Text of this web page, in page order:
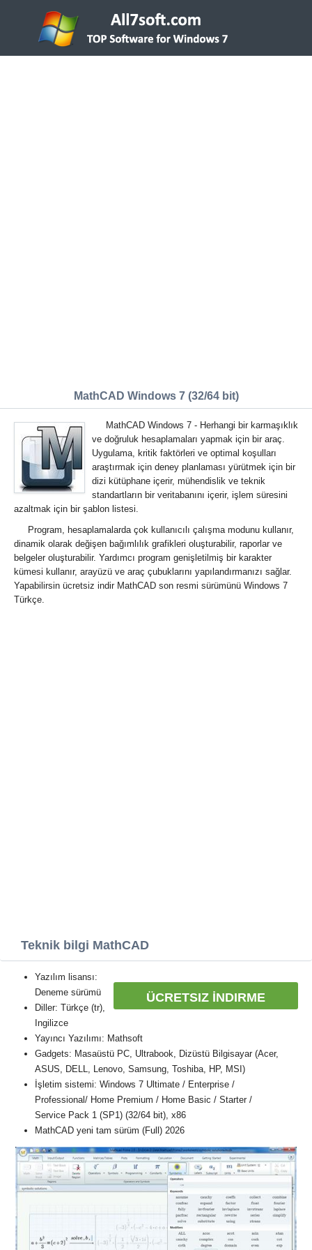
MathCAD Windows 7 (32/64 bit)
MathCAD Windows 7 - Herhangi bir karmaşıklık
ve doğruluk hesaplamaları yapmak için bir araç.
Uygulama, kritik faktörleri ve optimal koşulları
araştırmak için deney planlaması yürütmek için bir
dizi kütüphane içerir, mühendislik ve teknik
standartların bir veritabanını içerir, işlem süresini
azaltmak için bir şablon listesi.
Program, hesaplamalarda çok kullanıcılı çalışma modunu kullanır,
dinamik olarak değişen bağımlılık grafikleri oluşturabilir, raporlar ve
belgeler oluşturabilir. Yardımcı program genişletilmiş bir karakter
kümesi kullanır, arayüzü ve araç çubuklarını yapılandırmanızı sağlar.
Yapabilirsin ücretsiz indir MathCAD son resmi sürümünü Windows 7
Türkçe.
Teknik bilgi MathCAD
ÜCRETSIZ İNDIRME
Yazılım lisansı:
Deneme sürümü
Diller: Türkçe (tr),
Ingilizce
Yayıncı Yazılımı: Mathsoft
Gadgets: Masaüstü PC, Ultrabook, Dizüstü Bilgisayar (Acer,
ASUS, DELL, Lenovo, Samsung, Toshiba, HP, MSI)
İşletim sistemi: Windows 7 Ultimate / Enterprise /
Professional/ Home Premium / Home Basic / Starter /
Service Pack 1 (SP1) (32/64 bit), x86
MathCAD yeni tam sürüm (Full) 2026